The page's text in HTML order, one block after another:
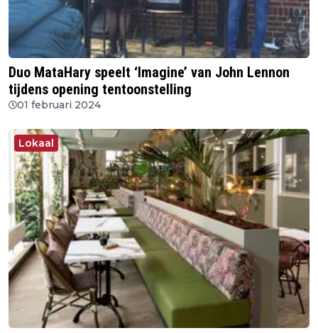
Duo MataHary speelt ‘Imagine’ van John Lennon
tijdens opening tentoonstelling
01 februari 2024
Lokaal